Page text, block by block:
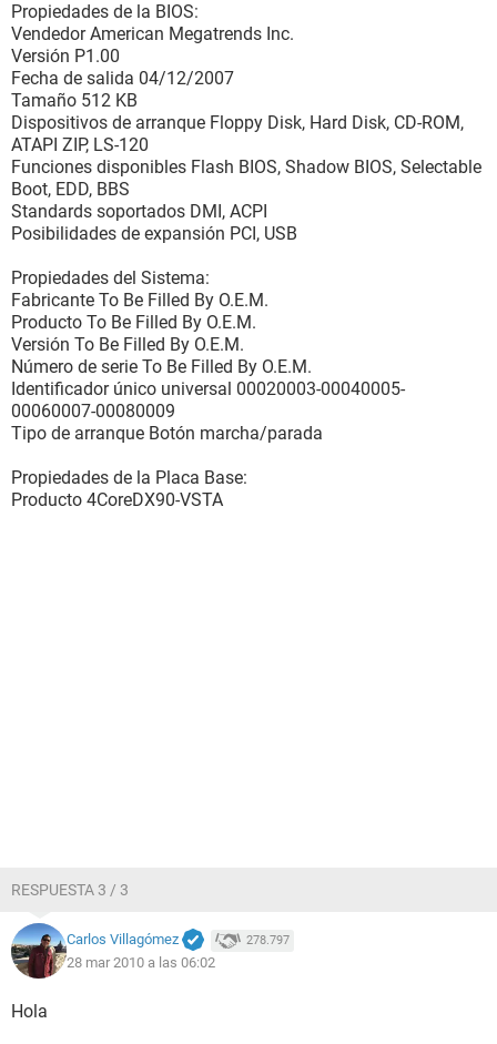
Propiedades de la BIOS:
Vendedor American Megatrends Inc.
Versión P1.00
Fecha de salida 04/12/2007
Tamaño 512 KB
Dispositivos de arranque Floppy Disk, Hard Disk, CD-ROM,
ATAPI ZIP, LS-120
Funciones disponibles Flash BIOS, Shadow BIOS, Selectable
Boot, EDD, BBS
Standards soportados DMI, ACPI
Posibilidades de expansión PCI, USB
Propiedades del Sistema:
Fabricante To Be Filled By O.E.M.
Producto To Be Filled By O.E.M.
Versión To Be Filled By O.E.M.
Número de serie To Be Filled By O.E.M.
Identificador único universal 00020003-00040005-
00060007-00080009
Tipo de arranque Botón marcha/parada
Propiedades de la Placa Base:
Producto 4CoreDX90-VSTA
RESPUESTA 3 / 3
Carlos Villagómez 278.797
28 mar 2010 a las 06:02
Hola